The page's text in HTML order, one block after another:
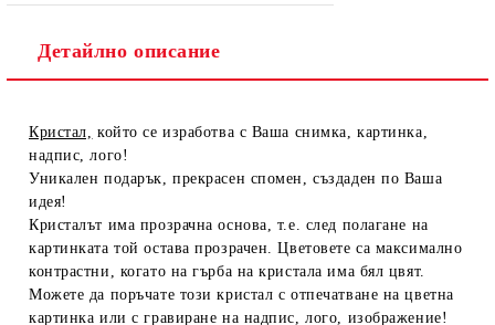
Детайлно описание
Кристал, който се изработва с Ваша снимка, картинка,
надпис, лого!
Уникален подарък, прекрасен спомен, създаден по Ваша
идея!
Кристалът има прозрачна основа, т.е. след полагане на
картинката той остава прозрачен. Цветовете са максимално
контрастни, когато на гърба на кристала има бял цвят.
Можете да поръчате този кристал с отпечатване на цветна
картинка или с гравиране на надпис, лого, изображение!